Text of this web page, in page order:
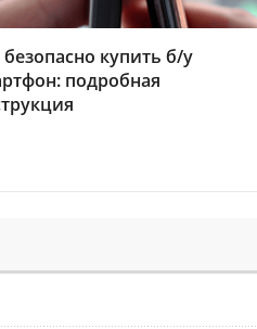
безопасно купить б/у
подробная